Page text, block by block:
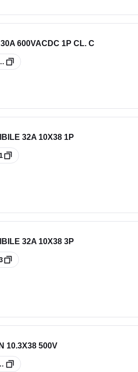
600VACDC 1P CL. C
32A 10X38 1P
32A 10X38 3P
10.3X38 500V